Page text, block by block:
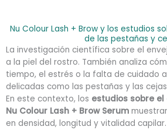
Nu Colour Lash + Brow y los estudios
de las pestañas y
La investigación científica sobre el
a la piel del rostro. También analiza
tiempo, el estrés o la falta de cuidado
delicadas como las pestañas y las
En este contexto, los estudios sobre
Nu Colour Lash + Brow Serum
en densidad, longitud y vitalidad capilar.